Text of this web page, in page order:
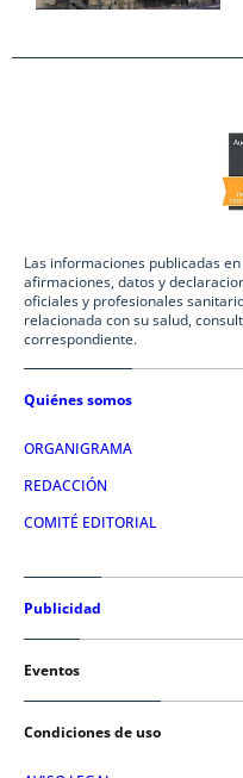
Las informaciones publicadas
afirmaciones, datos y
oficiales y profesionales
relacionada con su salud,
correspondiente.
Quiénes somos
ORGANIGRAMA
REDACCIÓN
COMITÉ EDITORIAL
Publicidad
Eventos
Condiciones de uso